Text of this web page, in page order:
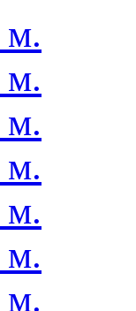
м.
м.
м.
м.
м.
м.
м.